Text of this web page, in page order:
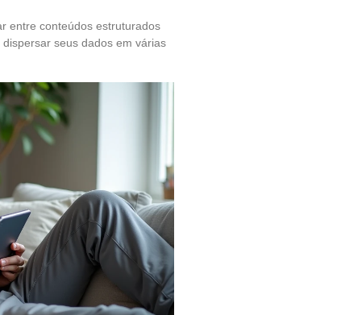
entre conteúdos estruturados
seus dados em várias